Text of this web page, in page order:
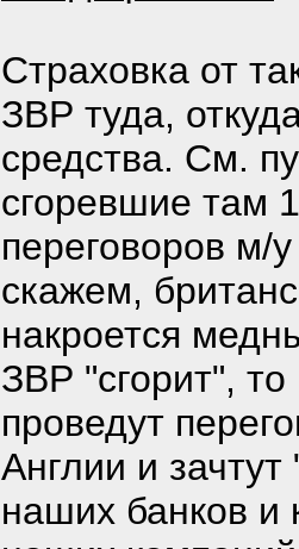
Страховка от
ЗВР туда,
средства. См.
сгоревшие там
переговоров
скажем,
накроется
ЗВР "сгорит",
проведут
Англии и
наших банков и